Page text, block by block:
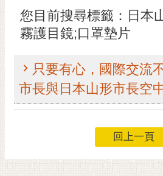
精彩府城
市府動態
市府團隊
主題服務
市民互動
您目前搜尋標籤：日本
霧護目鏡;口罩墊片
只要有心，國際交流
市長與日本山形市長空
回上一頁